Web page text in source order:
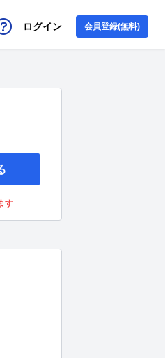
ログイン 会員登録(無料)
す